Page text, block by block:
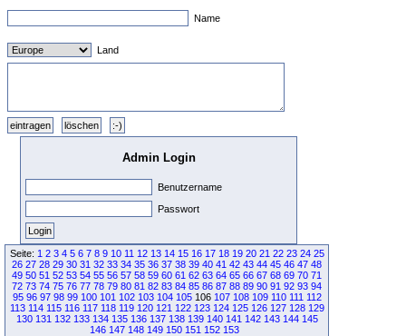
Name
Land
Admin Login
Benutzername
Passwort
Seite: 1 2 3 4 5 6 7 8 9 10 11 12 13 14 15 16 17 18 19 20 21 22 23 24 25
26 27 28 29 30 31 32 33 34 35 36 37 38 39 40 41 42 43 44 45 46 47 48
49 50 51 52 53 54 55 56 57 58 59 60 61 62 63 64 65 66 67 68 69 70 71
72 73 74 75 76 77 78 79 80 81 82 83 84 85 86 87 88 89 90 91 92 93 94
95 96 97 98 99 100 101 102 103 104 105106 107 108 109 110 111 112
113 114 115 116 117 118 119 120 121 122 123 124 125 126 127 128 129
130 131 132 133 134 135 136 137 138 139 140 141 142 143 144 145
146 147 148 149 150 151 152 153